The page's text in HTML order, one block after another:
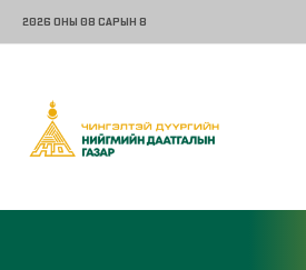
2026 ОНЫ 08 САРЫН 8